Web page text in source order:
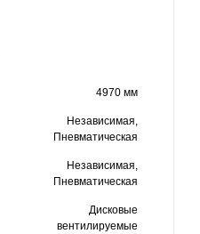
4970 мм
Независимая,
Пневматическая
Независимая,
Пневматическая
Дисковые
вентилируемые